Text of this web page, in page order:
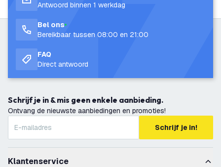
Antwoord binnen 1 werkdag
Bel ons
Bereikbaar tussen 08:00 en 21:00
FAQ
Direct antwoord
Schrijf je in & mis geen enkele aanbieding.
Ontvang de nieuwste aanbiedingen en promoties!
Schrijf je in!
Klantenservice